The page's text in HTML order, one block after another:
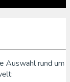
Auswahl rund um